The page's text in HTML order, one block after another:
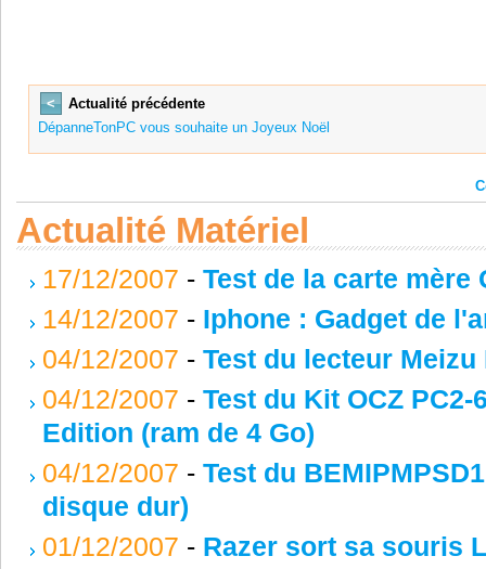
<
Actualité précédente
DépanneTonPC vous souhaite un Joyeux Noël
Actualité Matériel
17/12/2007 - Test de la carte mère
14/12/2007 - Iphone : Gadget de
04/12/2007 - Test du lecteur
04/12/2007 - Test du Kit OCZ PC2-
Edition (ram de 4 Go)
04/12/2007 - Test du
disque dur)
01/12/2007 - Razer sort sa souris